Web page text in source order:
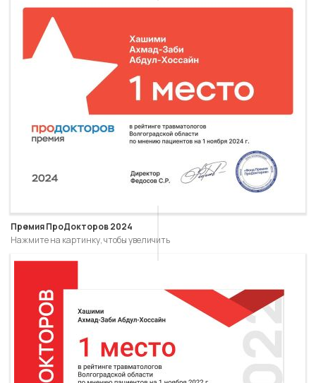
Премия ПроДокторов 2024
Нажмите на картинку, чтобы увеличить